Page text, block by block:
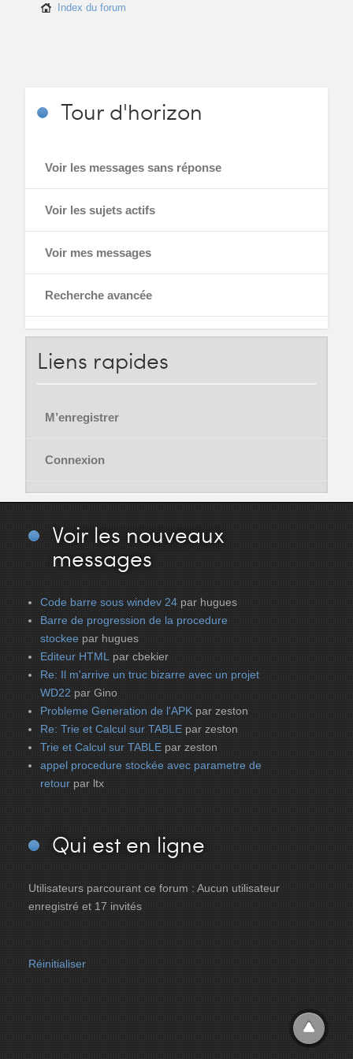
Index du forum
Tourd'horizon
Voir les messages sans réponse
Voir les sujets actifs
Voir mes messages
Recherche avancée
Liens rapides
M’enregistrer
Connexion
Voir les nouveaux
messages
Code barre sous windev 24 par hugues
Barre de progression de la procedure
stockee par hugues
Editeur HTML par cbekier
Re: Il m'arrive un truc bizarre avec un projet
WD22 par Gino
Probleme Generation de l'APK par zeston
Re: Trie et Calcul sur TABLE par zeston
Trie et Calcul sur TABLE par zeston
appel procedure stockée avec parametre de
retour par ltx
Qui est en ligne
Utilisateurs parcourant ce forum : Aucun utilisateur
enregistré et 17 invités
Réinitialiser